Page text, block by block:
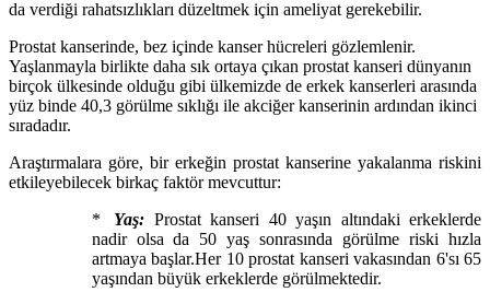
da verdiği rahatsızlıkları düzeltmek için ameliyat gerekebilir.
Prostat kanserinde, bez içinde kanser hücreleri gözlemlenir.
Yaşlanmayla birlikte daha sık ortaya çıkan prostat kanseri dünyanın
birçok ülkesinde olduğu gibi ülkemizde de erkek kanserleri arasında
yüz binde 40,3 görülme sıklığı ile akciğer kanserinin ardından ikinci
sıradadır.
Araştırmalara göre, bir erkeğin prostat kanserine yakalanma riskini
etkileyebilecek birkaç faktör mevcuttur:
*
Yaş: Prostat kanseri 40 yaşın altındaki erkeklerde
nadir olsa da 50 yaş sonrasında görülme riski hızla
artmaya başlar.Her 10 prostat kanseri vakasından 6'sı 65
yaşından büyük erkeklerde görülmektedir.